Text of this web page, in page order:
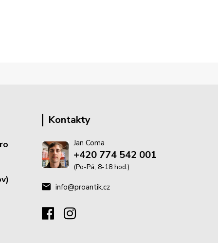
Kontakty
Jan Coma
+420 774 542 001
(Po-Pá, 8-18 hod.)
info@proantik.cz